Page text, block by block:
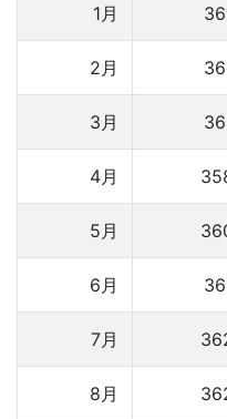
1月
2月
3月
4月
5月
6月
7月
8月